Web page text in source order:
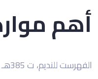
أهم
الفهرست للنديم، ت 385هـ تحقيق: رضا تجدد.